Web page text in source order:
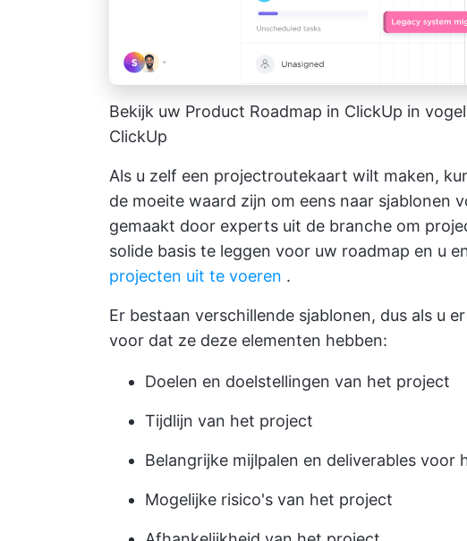
Bekijk uw Product Roadmap in ClickUp in
ClickUp
Als u zelf een projectroutekaart wilt maken,
de moeite waard zijn om eens naar sjablonen
gemaakt door experts uit de branche om
solide basis te leggen voor uw roadmap en u
projecten uit te voeren .
Er bestaan verschillende sjablonen, dus als u
voor dat ze deze elementen hebben:
Doelen en doelstellingen van het project
Tijdlijn van het project
Belangrijke mijlpalen en deliverables voor
Mogelijke risico's van het project